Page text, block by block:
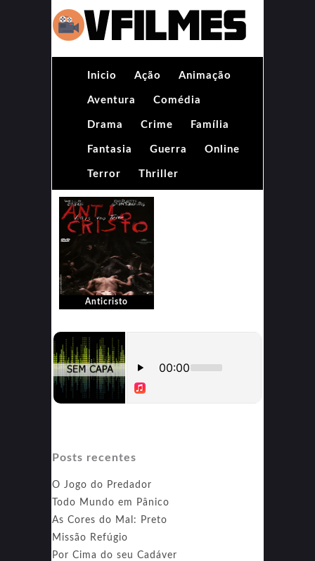
Inicio Ação Animação
Aventura Comédia
Drama Crime Família
Fantasia Guerra Online
Terror Thriller
Anticristo
Posts recentes
O Jogo do Predador
Todo Mundo em Pânico
As Cores do Mal: Preto
Missão Refúgio
Por Cima do seu Cadáver